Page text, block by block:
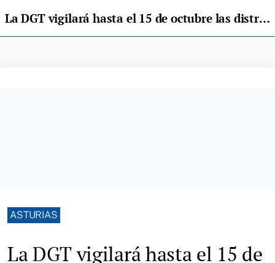
La DGT vigilará hasta el 15 de octubre las distracciones al volante
ASTURIAS
La DGT vigilará hasta el 15 de